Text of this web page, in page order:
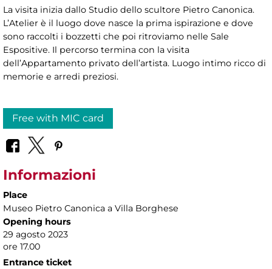
La visita inizia dallo Studio dello scultore Pietro Canonica.
L’Atelier è il luogo dove nasce la prima ispirazione e dove
sono raccolti i bozzetti che poi ritroviamo nelle Sale
Espositive. Il percorso termina con la visita
dell’Appartamento privato dell’artista. Luogo intimo ricco di
memorie e arredi preziosi.
Free with MIC card
Informazioni
Place
Museo Pietro Canonica a Villa Borghese
Opening hours
29 agosto 2023
ore 17.00
Entrance ticket